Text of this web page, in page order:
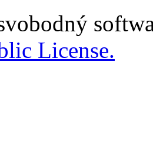
License.